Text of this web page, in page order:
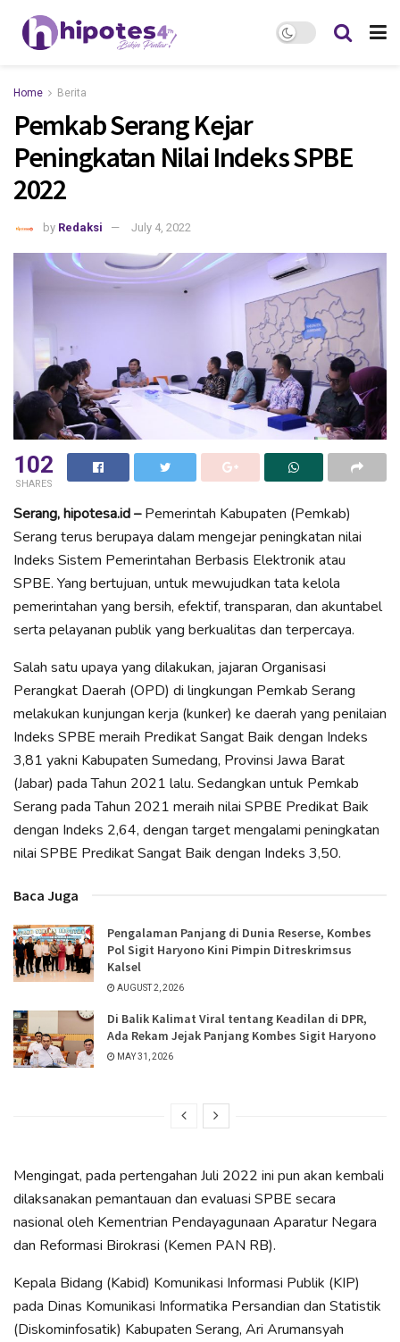
Home Berita
Pemkab Serang Kejar
Peningkatan Nilai Indeks SPBE
2022
by Redaksi July 4, 2022
102
SHARES
Serang, hipotesa.id –Pemerintah Kabupaten (Pemkab)
Serang terus berupaya dalam mengejar peningkatan nilai
Indeks Sistem Pemerintahan Berbasis Elektronik atau
SPBE. Yang bertujuan, untuk mewujudkan tata kelola
pemerintahan yang bersih, efektif, transparan, dan akuntabel
serta pelayanan publik yang berkualitas dan terpercaya.
Salah satu upaya yang dilakukan, jajaran Organisasi
Perangkat Daerah (OPD) di lingkungan Pemkab Serang
melakukan kunjungan kerja (kunker) ke daerah yang penilaian
Indeks SPBE meraih Predikat Sangat Baik dengan Indeks
3,81 yakni Kabupaten Sumedang, Provinsi Jawa Barat
(Jabar) pada Tahun 2021 lalu. Sedangkan untuk Pemkab
Serang pada Tahun 2021 meraih nilai SPBE Predikat Baik
dengan Indeks 2,64, dengan target mengalami peningkatan
nilai SPBE Predikat Sangat Baik dengan Indeks 3,50.
Baca Juga
Pengalaman Panjang di Dunia Reserse, Kombes
Pol Sigit Haryono Kini Pimpin Ditreskrimsus
Kalsel
AUGUST 2, 2026
Di Balik Kalimat Viral tentang Keadilan di DPR,
Ada Rekam Jejak Panjang Kombes Sigit Haryono
MAY 31, 2026
Mengingat, pada pertengahan Juli 2022 ini pun akan kembali
dilaksanakan pemantauan dan evaluasi SPBE secara
nasional oleh Kementrian Pendayagunaan Aparatur Negara
dan Reformasi Birokrasi (Kemen PAN RB).
Kepala Bidang (Kabid) Komunikasi Informasi Publik (KIP)
pada Dinas Komunikasi Informatika Persandian dan Statistik
(Diskominfosatik) Kabupaten Serang, Ari Arumansyah